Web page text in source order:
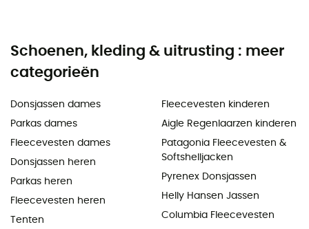
Schoenen, kleding & uitrusting : meer
categorieën
Donsjassen dames
Parkas dames
Fleecevesten dames
Donsjassen heren
Parkas heren
Fleecevesten heren
Tenten
Fleecevesten kinderen
Aigle Regenlaarzen kinderen
Patagonia Fleecevesten &
Softshelljacken
Pyrenex Donsjassen
Helly Hansen Jassen
Columbia Fleecevesten